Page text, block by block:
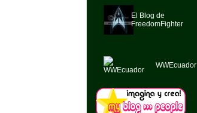
El Blog de
FreedomFighter
WWEcuador